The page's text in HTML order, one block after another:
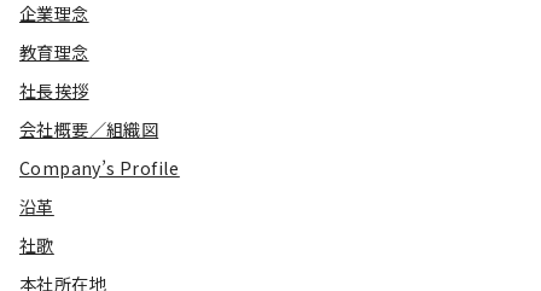
企業理念
教育理念
社長挨拶
会社概要／組織図
Company’s Profile
沿革
社歌
本社所在地